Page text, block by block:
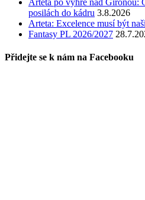
Arteta po výhře nad
posilách do kádru 3.8.2026
Arteta: Excelence musí být
Fantasy PL 2026/2027
Přidejte se k nám na Facebooku